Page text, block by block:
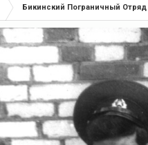
Бикинский Пограничный Отряд